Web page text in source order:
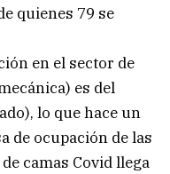
quienes 79 se
en el sector de
es del
lo que hace un
de ocupación de las
camas Covid llega